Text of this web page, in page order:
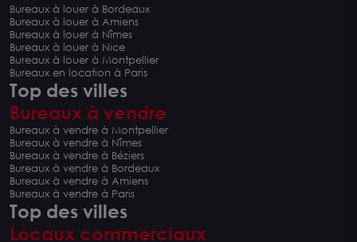
Bureaux à louer à Bordeaux
Bureaux à louer à Amiens
Bureaux à louer à Nîmes
Bureaux à louer à Nice
Bureaux à louer à Montpellier
Bureaux en location à Paris
Top des villes
Bureaux à vendre
Bureaux à vendre à Montpellier
Bureaux à vendre à Nîmes
Bureaux à vendre à Béziers
Bureaux à vendre à Bordeaux
Bureaux à vendre à Amiens
Bureaux à vendre à Paris
Top des villes
Locaux commerciaux